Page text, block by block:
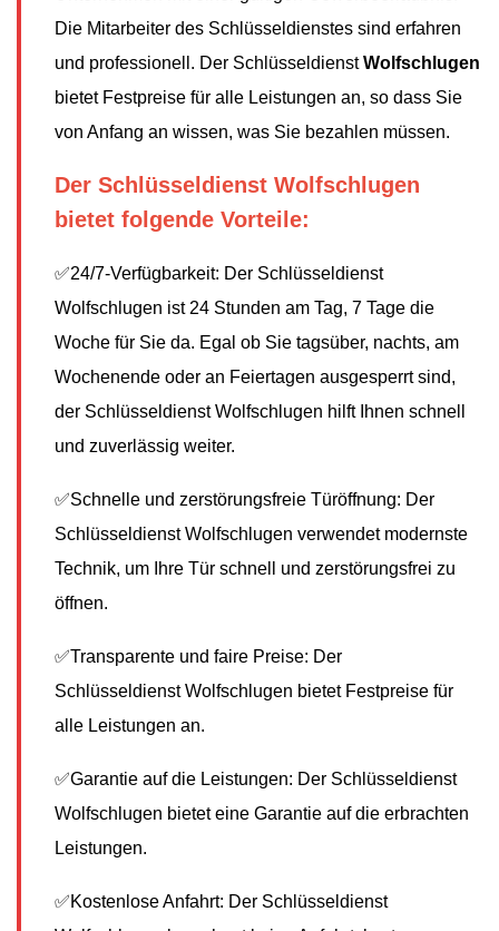
Die Mitarbeiter des Schlüsseldienstes sind erfahren
und professionell. Der SchlüsseldienstWolfschlugen
bietet Festpreise für alle Leistungen an, so dass Sie
von Anfang an wissen, was Sie bezahlen müssen.
Der Schlüsseldienst Wolfschlugen
bietet folgende Vorteile:
✅24/7-Verfügbarkeit: Der Schlüsseldienst
Wolfschlugen ist 24 Stunden am Tag, 7 Tage die
Woche für Sie da. Egal ob Sie tagsüber, nachts, am
Wochenende oder an Feiertagen ausgesperrt sind,
der Schlüsseldienst Wolfschlugen hilft Ihnen schnell
und zuverlässig weiter.
✅Schnelle und zerstörungsfreie Türöffnung: Der
Schlüsseldienst Wolfschlugen verwendet modernste
Technik, um Ihre Tür schnell und zerstörungsfrei zu
öffnen.
✅Transparente und faire Preise: Der
Schlüsseldienst Wolfschlugen bietet Festpreise für
alle Leistungen an.
✅Garantie auf die Leistungen: Der Schlüsseldienst
Wolfschlugen bietet eine Garantie auf die erbrachten
Leistungen.
✅Kostenlose Anfahrt: Der Schlüsseldienst